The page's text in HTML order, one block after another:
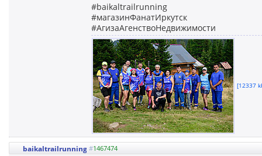
#baikaltrailrunning
#магазинФанатИркутск
#АгизаАгенствоНедвижимости
[12337
baikaltrailrunning #1467474